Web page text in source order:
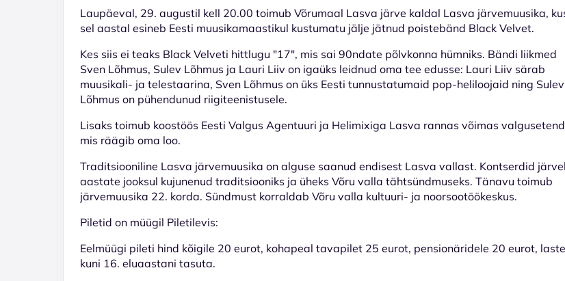
Laupäeval, 29. augustil kell 20.00 toimub Võrumaal Lasva järve kaldal Lasva järvemuusika,
sel aastal esineb Eesti muusikamaastikul kustumatu jälje jätnud poistebänd Black Velvet.
Kes siis ei teaks Black Velveti hittlugu "17", mis sai 90ndate põlvkonna hümniks. Bändi liikmed
Sven Lõhmus, Sulev Lõhmus ja Lauri Liiv on igaüks leidnud oma tee edusse: Lauri Liiv särab
muusikali- ja telestaarina, Sven Lõhmus on üks Eesti tunnustatumaid pop-heliloojaid ning Sulev
Lõhmus on pühendunud riigiteenistusele.
Lisaks toimub koostöös Eesti Valgus Agentuuri ja Helimixiga Lasva rannas võimas
mis räägib oma loo.
Traditsiooniline Lasva järvemuusika on alguse saanud endisest Lasva vallast. Kontserdid
aastate jooksul kujunenud traditsiooniks ja üheks Võru valla tähtsündmuseks. Tänavu toimub
järvemuusika 22. korda. Sündmust korraldab Võru valla kultuuri- ja noorsootöökeskus.
Piletid on müügil Piletilevis:
Eelmüügi pileti hind kõigile 20 eurot, kohapeal tavapilet 25 eurot, pensionäridele 20 eurot,
kuni 16. eluaastani tasuta.